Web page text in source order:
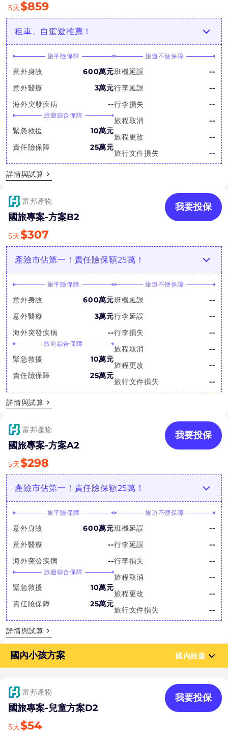
5天$859
租車、自駕遊推薦！
旅平險保障
意外身故
600萬元
意外醫療
3萬元
海外突發疾病
--
旅遊綜合保障
緊急救援
10萬元
責任險保障
25萬元
旅遊不便保障
班機延誤
--
行李延誤
--
行李損失
--
旅程取消
--
旅程更改
--
旅行文件損失
--
詳情與試算
富邦產物
國旅專案-方案B2
我要投保
5天$307
產險市佔第一！責任險保額25萬！
旅平險保障
意外身故
600萬元
意外醫療
3萬元
海外突發疾病
--
旅遊綜合保障
緊急救援
10萬元
責任險保障
25萬元
旅遊不便保障
班機延誤
--
行李延誤
--
行李損失
--
旅程取消
--
旅程更改
--
旅行文件損失
--
詳情與試算
富邦產物
國旅專案-方案A2
我要投保
5天$298
產險市佔第一！責任險保額25萬！
旅平險保障
意外身故
600萬元
意外醫療
--
海外突發疾病
--
旅遊綜合保障
緊急救援
10萬元
責任險保障
25萬元
旅遊不便保障
班機延誤
--
行李延誤
--
行李損失
--
旅程取消
--
旅程更改
--
旅行文件損失
--
詳情與試算
國內小孩方案 國內旅遊
富邦產物
國旅專案-兒童方案D2
我要投保
5天$54